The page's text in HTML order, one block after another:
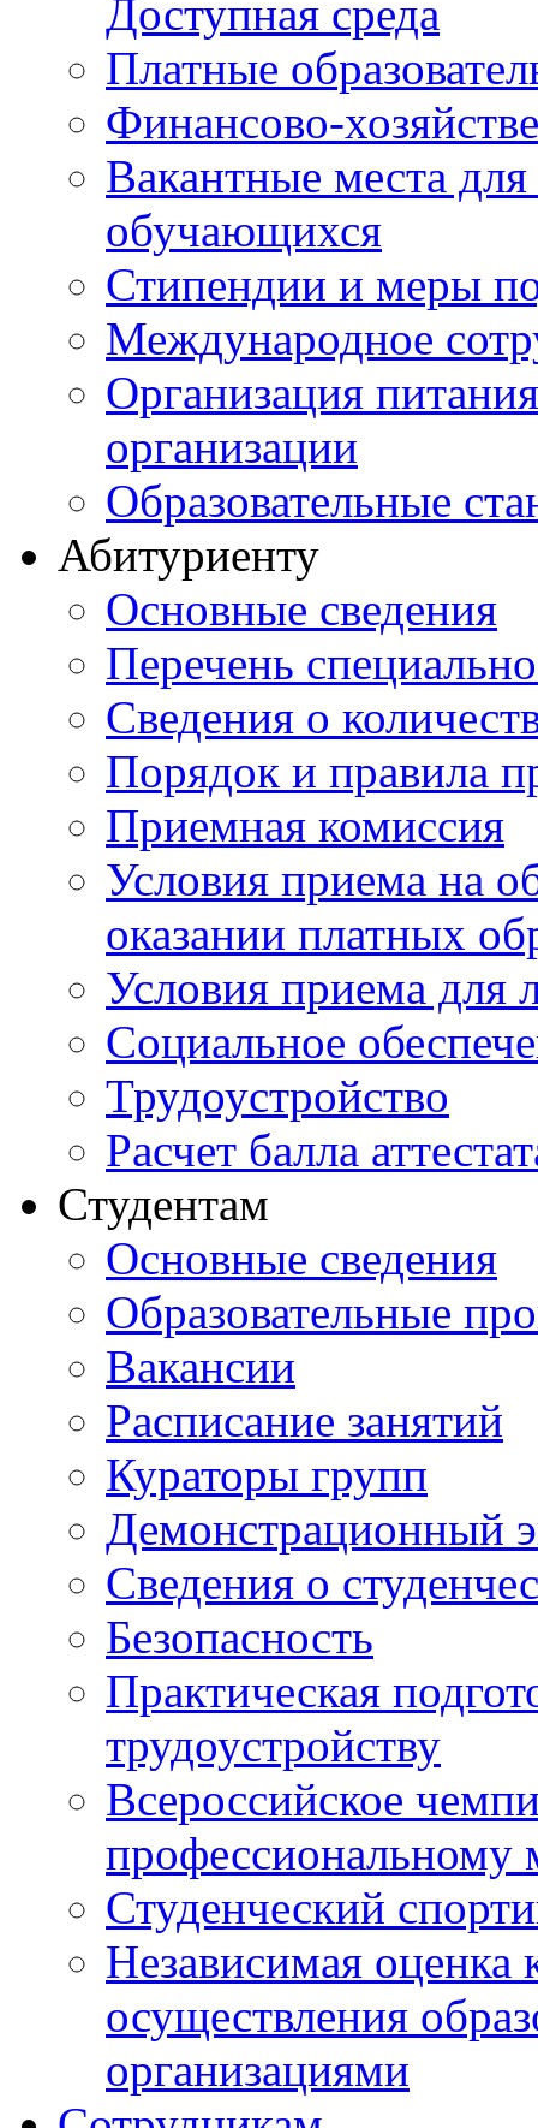
Доступная среда
Платные
Финансово-
Вакантные места
обучающихся
Стипендии и меры
Международное
Организация
организации
Образовательные
Абитуриенту
Основные сведения
Перечень
Cведения о
Порядок и правила
Приемная комиссия
Условия приема на
оказании платных
Условия приема для
Социальное
Трудоустройство
Расчет балла
Студентам
Основные сведения
Образовательные
Вакансии
Расписание занятий
Кураторы групп
Демонстрационный
Сведения о
Безопасность
Практическая
трудоустройству
Всероссийское
профессиональному
Студенческий
Независимая оценка
осуществления
организациями